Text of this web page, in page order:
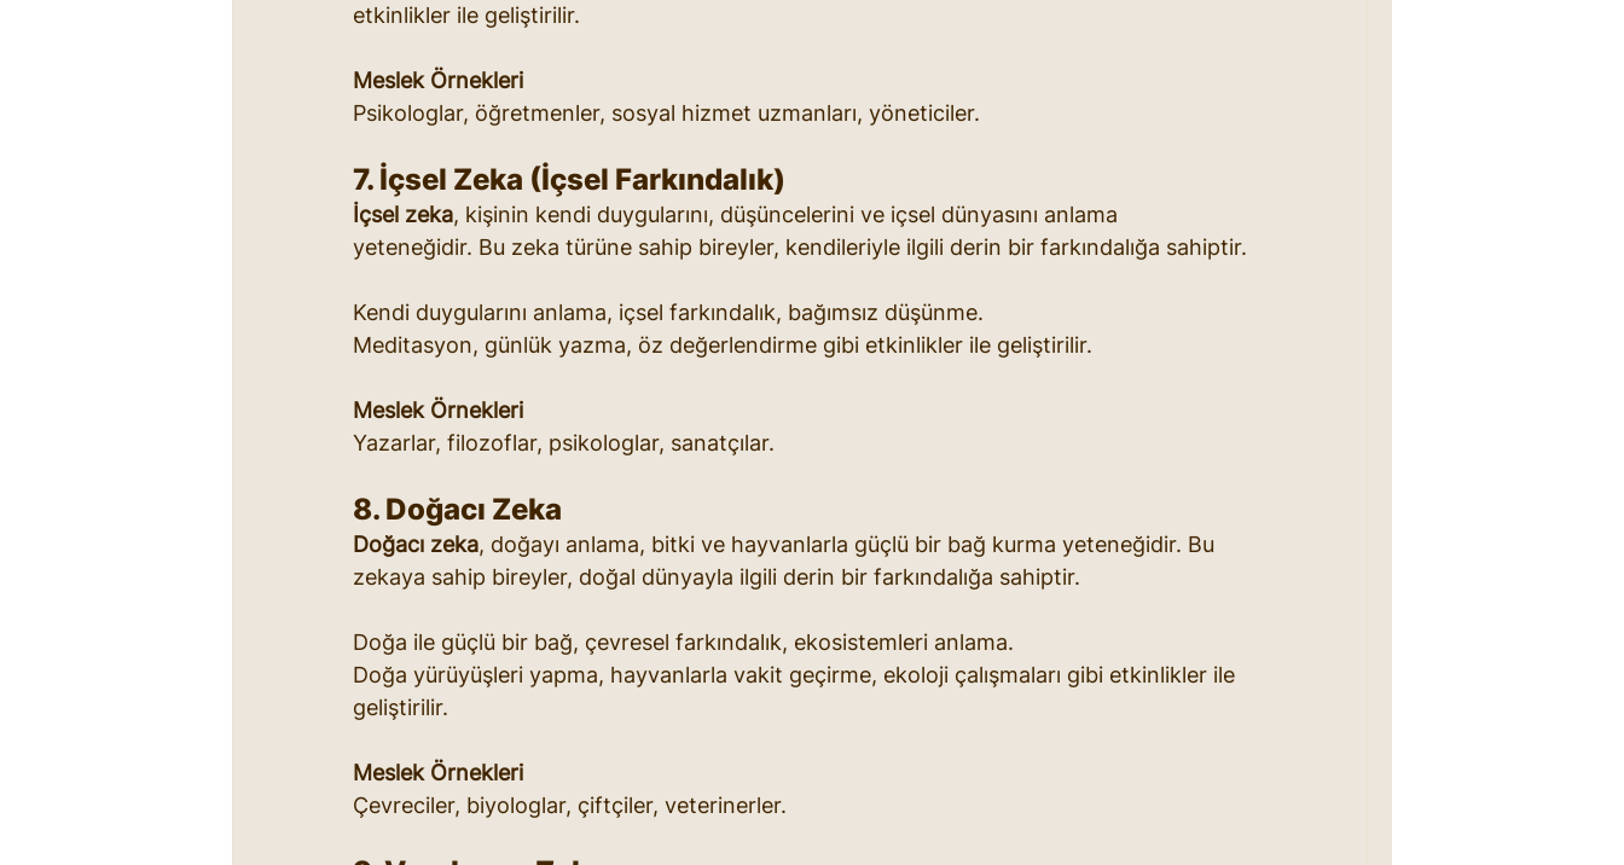
etkinlikler ile geliştirilir.
Meslek Örnekleri
Psikologlar, öğretmenler, sosyal hizmet uzmanları, yöneticiler.
7. İçsel Zeka (İçsel Farkındalık)
İçsel zeka, kişinin kendi duygularını, düşüncelerini ve içsel dünyasını anlama
yeteneğidir. Bu zeka türüne sahip bireyler, kendileriyle ilgili derin bir farkındalığa sahiptir.
Kendi duygularını anlama, içsel farkındalık, bağımsız düşünme.
Meditasyon, günlük yazma, öz değerlendirme gibi etkinlikler ile geliştirilir.
Meslek Örnekleri
Yazarlar, filozoflar, psikologlar, sanatçılar.
8. Doğacı Zeka
Doğacı zeka, doğayı anlama, bitki ve hayvanlarla güçlü bir bağ kurma yeteneğidir. Bu
zekaya sahip bireyler, doğal dünyayla ilgili derin bir farkındalığa sahiptir.
Doğa ile güçlü bir bağ, çevresel farkındalık, ekosistemleri anlama.
Doğa yürüyüşleri yapma, hayvanlarla vakit geçirme, ekoloji çalışmaları gibi etkinlikler ile
geliştirilir.
Meslek Örnekleri
Çevreciler, biyologlar, çiftçiler, veterinerler.